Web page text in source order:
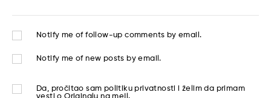
Notify me of follow-up comments by email.
Notify me of new posts by email.
Da, pročitao sam politiku privatnosti
i želim da primam
vesti o Originalu na mejl.